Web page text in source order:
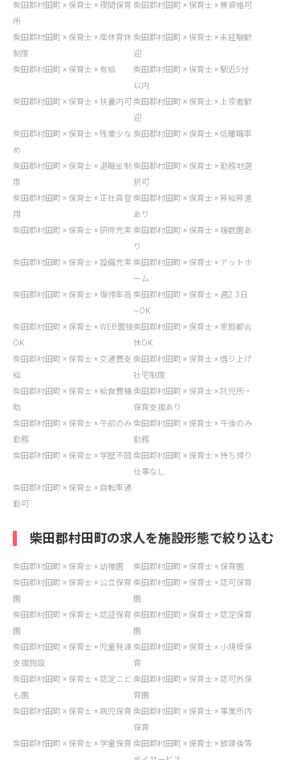
柴田郡村田町 × 保育士 × 夜間保育
所
柴田郡村田町 × 保育士 × 無資格可
柴田郡村田町 × 保育士 × 産休育休
制度
柴田郡村田町 × 保育士 × 未経験歓
迎
柴田郡村田町 × 保育士 × 有給
柴田郡村田町 × 保育士 × 駅近5分
以内
柴田郡村田町 × 保育士 × 扶養内可柴田郡村田町 × 保育士 × 上京者歓
迎
柴田郡村田町 × 保育士 × 残業少な
め
柴田郡村田町 × 保育士 × 低離職率
柴田郡村田町 × 保育士 × 退職金制
度
柴田郡村田町 × 保育士 × 勤務地選
択可
柴田郡村田町 × 保育士 × 正社員登
用
柴田郡村田町 × 保育士 × 昇給昇進
あり
柴田郡村田町 × 保育士 × 研修充実柴田郡村田町 × 保育士 × 複数園あ
り
柴田郡村田町 × 保育士 × 設備充実柴田郡村田町 × 保育士 × アットホ
ーム
柴田郡村田町 × 保育士 × 復帰率高 柴田郡村田町 × 保育士 × 週2.3日
~OK
柴田郡村田町 × 保育士 × WEB面接
OK
柴田郡村田町 × 保育士 × 家庭都合
休OK
柴田郡村田町 × 保育士 × 交通費支
給
柴田郡村田町 × 保育士 × 借り上げ
社宅制度
柴田郡村田町 × 保育士 × 給食費補
助
柴田郡村田町 × 保育士 × 託児所・
保育支援あり
柴田郡村田町 × 保育士 × 午前のみ
勤務
柴田郡村田町 × 保育士 × 午後のみ
勤務
柴田郡村田町 × 保育士 × 学歴不問 柴田郡村田町 × 保育士 × 持ち帰り
仕事なし
柴田郡村田町 × 保育士 × 自転車通
勤可
柴田郡村田町の求人を施設形態で絞り込む
柴田郡村田町 × 保育士 × 幼稚園
柴田郡村田町 × 保育士 × 保育園
柴田郡村田町 × 保育士 × 公立保育
園
柴田郡村田町 × 保育士 × 認可保育
園
柴田郡村田町 × 保育士 × 認証保育
園
柴田郡村田町 × 保育士 × 認定保育
園
柴田郡村田町 × 保育士 × 児童発達
支援施設
柴田郡村田町 × 保育士 × 小規模保
育
柴田郡村田町 × 保育士 × 認定こど
も園
柴田郡村田町 × 保育士 × 認可外保
育園
柴田郡村田町 × 保育士 × 病児保育 柴田郡村田町 × 保育士 × 事業所内
保育
柴田郡村田町 × 保育士 × 学童保育 柴田郡村田町 × 保育士 × 放課後等